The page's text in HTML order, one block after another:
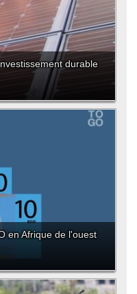
durable
en Afrique de l'ouest